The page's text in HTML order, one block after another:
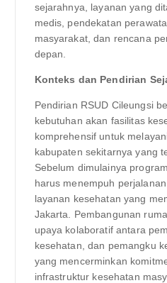
sejarahnya, layanan yang
medis, pendekatan
masyarakat, dan rencana
depan.
Konteks dan Pendirian
Pendirian RSUD Cileungsi
kebutuhan akan fasilitas
komprehensif untuk
kabupaten sekitarnya yang
Sebelum dimulainya
harus menempuh
layanan kesehatan yang
Jakarta. Pembangunan
upaya kolaboratif antara
kesehatan, dan pemangku
yang mencerminkan
infrastruktur kesehatan